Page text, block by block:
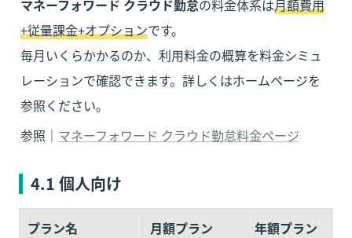
マネーフォワード クラウド勤怠の料金体系は月額費用
+従量課金+オプションです。
毎月いくらかかるのか、利用料金の概算を料金シミュ
レーションで確認できます。詳しくはホームページを
参照ください。
参照｜ マネーフォワード クラウド勤怠料金ページ
4.1 個人向け
プラン名 月額プラン 年額プラン